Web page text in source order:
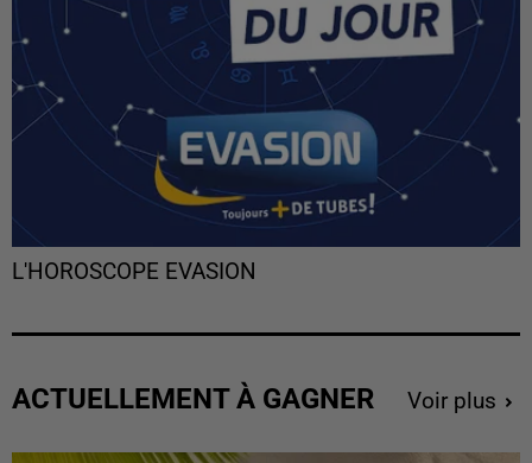
L'HOROSCOPE EVASION
ACTUELLEMENT À GAGNER Voir plus